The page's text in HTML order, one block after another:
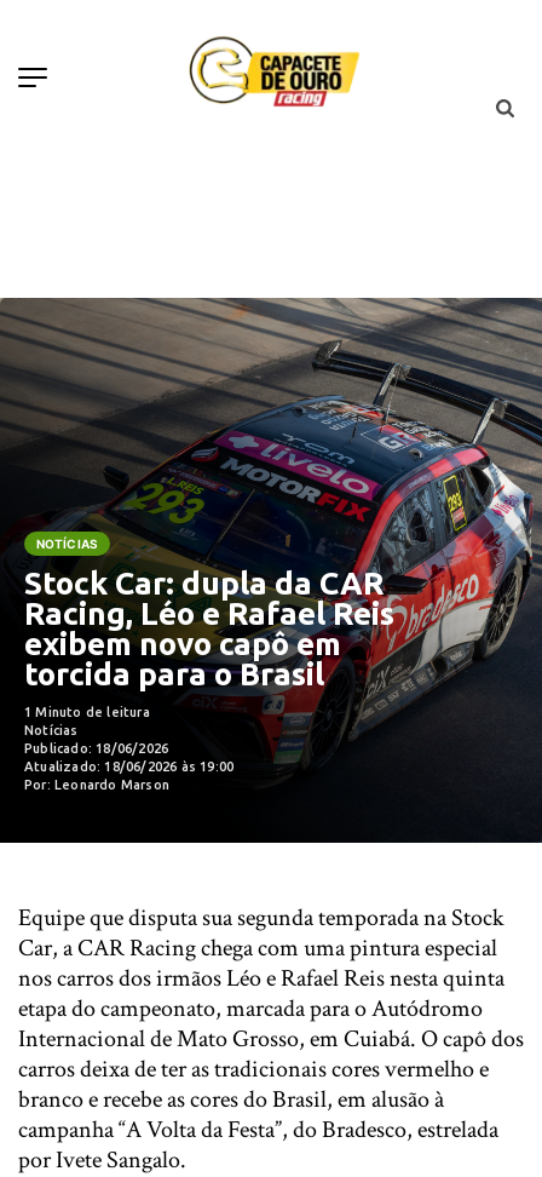
NOTÍCIAS
Stock Car: dupla da CAR
Racing, Léo e Rafael Reis
exibem novo capô em
torcida para o Brasil
1 Minuto de leitura
Notícias
Publicado: 18/06/2026
Atualizado: 18/06/2026 às 19:00
Por: Leonardo Marson
Equipe que disputa sua segunda temporada na Stock
Car, a CAR Racing chega com uma pintura especial
nos carros dos irmãos Léo e Rafael Reis nesta quinta
etapa do campeonato, marcada para o Autódromo
Internacional de Mato Grosso, em Cuiabá. O capô dos
carros deixa de ter as tradicionais cores vermelho e
branco e recebe as cores do Brasil, em alusão à
campanha “A Volta da Festa”, do Bradesco, estrelada
por Ivete Sangalo.